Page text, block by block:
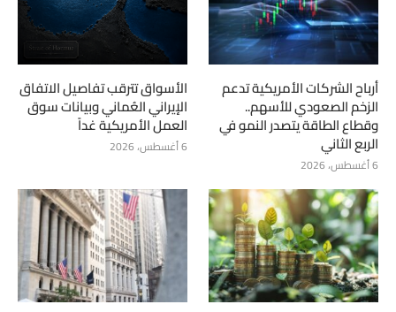
أرباح الشركات الأمريكية تدعم
الزخم الصعودي للأسهم..
وقطاع الطاقة يتصدر النمو في
الربع الثاني
6 أغسطس، 2026
الأسواق تترقب تفاصيل الاتفاق
الإيراني العُماني وبيانات سوق
العمل الأمريكية غداً
6 أغسطس، 2026